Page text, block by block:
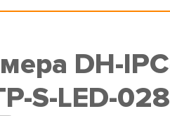
DH-
S-LED-